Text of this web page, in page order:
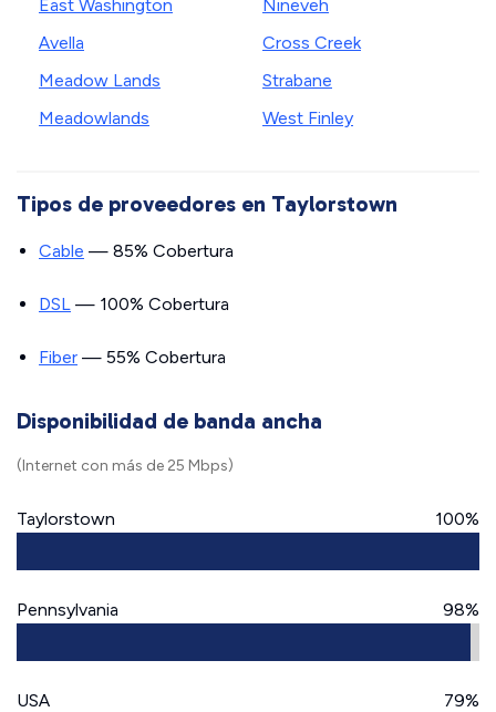
East Washington
Avella
Meadow Lands
Meadowlands
Nineveh
Cross Creek
Strabane
West Finley
Tipos de proveedores en Taylorstown
Cable — 85% Cobertura
DSL — 100% Cobertura
Fiber — 55% Cobertura
Disponibilidad de banda ancha
(Internet con más de 25 Mbps)
Taylorstown 100%
Pennsylvania 98%
USA 79%